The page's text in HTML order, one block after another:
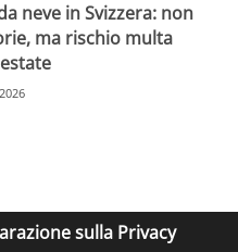
neve in Svizzera: non
ma rischio multa
sulla Privacy